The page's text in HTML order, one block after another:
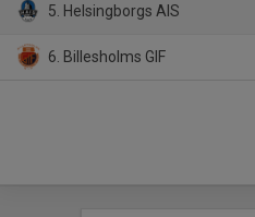
5. Helsingborgs AIS
6. Billesholms GIF